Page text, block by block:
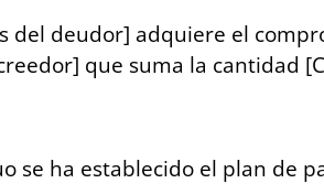
del deudor] adquiere el
que suma la cantidad
se ha establecido el plan de